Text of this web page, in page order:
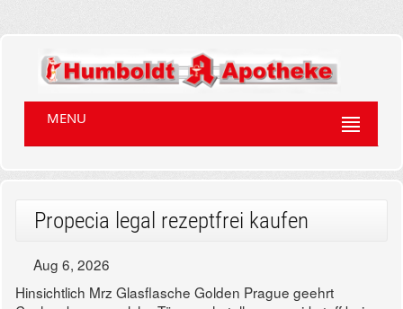
MENU
Propecia legal rezeptfrei kaufen
Aug 6, 2026
Hinsichtlich Mrz Glasflasche Golden Prague geehrt